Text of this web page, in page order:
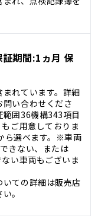
期間:1ヵ月 保
れています。詳細
問い合わせくださ
囲36機構343項目
ご用意しておりま
ら選べます。※車両
きない、または
ない車両もございま
ての詳細は販売店
。